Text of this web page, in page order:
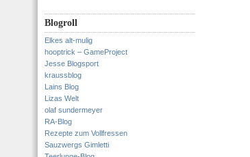
Blogroll
Elkes alt-mulig
hooptrick – GameProject
Jesse Blogsport
kraussblog
Lains Blog
Lizas Welt
olaf sundermeyer
RA-Blog
Rezepte zum Vollfressen
Sauzwergs Gimletti